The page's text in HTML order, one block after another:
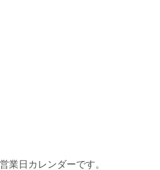
業日カレンダーです。